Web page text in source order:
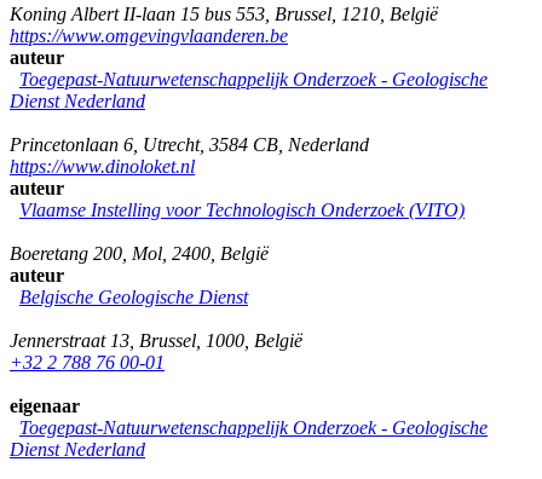
Koning Albert II-laan 15 bus 553 Brussel 1210 België
https://www.omgevingvlaanderen.be
auteur
Toegepast-Natuurwetenschappelijk Onderzoek - Geologische
Dienst Nederland
Princetonlaan 6 Utrecht, 3584 CB Nederland
https://www.dinoloket.nl
auteur
Vlaamse Instelling voor Technologisch Onderzoek (VITO)
Boeretang 200 Mol 2400 België
auteur
Belgische Geologische Dienst
Jennerstraat 13 Brussel 1000 België
+32 2 788 76 00-01
eigenaar
Toegepast-Natuurwetenschappelijk Onderzoek - Geologische
Dienst Nederland